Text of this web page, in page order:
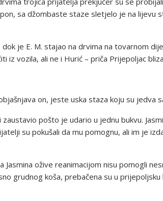
sa džombaste staze sletjelo je na lijevu
dok je E. M. stajao na drvima na tovarnom
iz vozila, ali ne i Hurić – priča Prijepoljac
on, jeste uska staza koju su jedva
pošto je udario u jednu bukvu.
su pokušali da mu pomognu, ali im je
ožive reanimacijom nisu pomogli
grudnog koša, prebačena su u prijepoljsku